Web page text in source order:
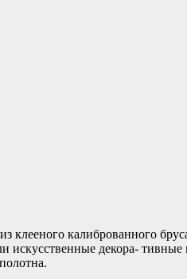
клееного калиброванного
декора-